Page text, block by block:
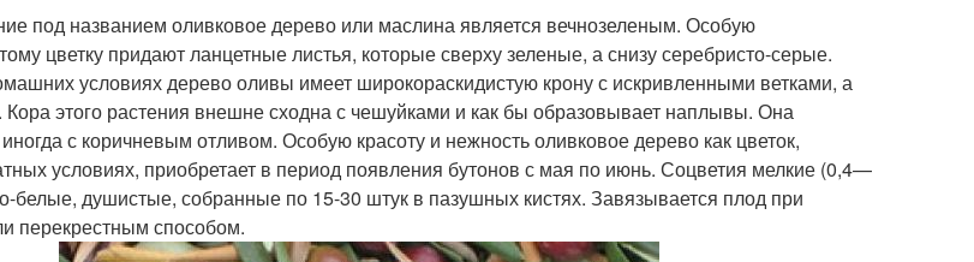
под названием оливковое дерево или маслина является вечнозеленым. Особую
цветку придают ланцетные листья, которые сверху зеленые, а снизу серебристо-серые.
условиях дерево оливы имеет широкораскидистую крону с искривленными ветками, а
Кора этого растения внешне сходна с чешуйками и как бы образовывает наплывы. Она
с коричневым отливом. Особую красоту и нежность оливковое дерево как цветок,
условиях, приобретает в период появления бутонов с мая по июнь. Соцветия мелкие (0,4—
белые, душистые, собранные по 15-30 штук в пазушных кистях. Завязывается плод при
перекрестным способом.